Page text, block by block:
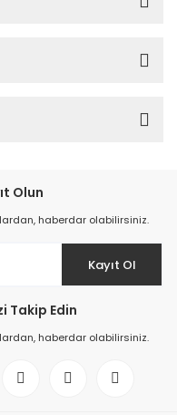
Olun
haberdar olabilirsiniz.
Kayıt Ol
Takip Edin
haberdar olabilirsiniz.